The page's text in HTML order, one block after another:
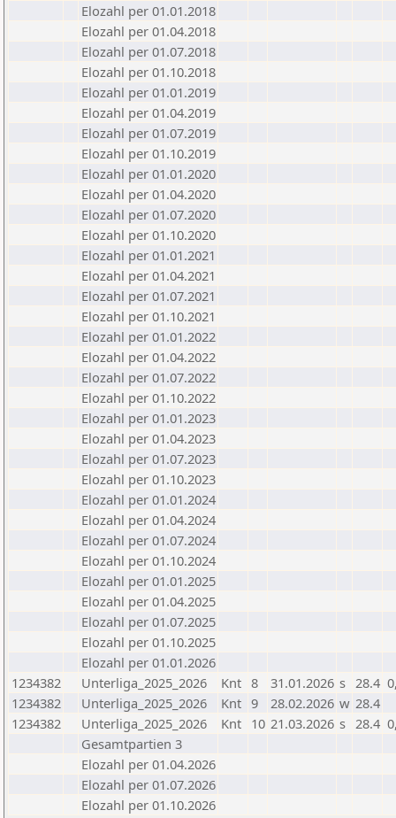
Elozahl per 01.01.2018
Elozahl per 01.04.2018
Elozahl per 01.07.2018
Elozahl per 01.10.2018
Elozahl per 01.01.2019
Elozahl per 01.04.2019
Elozahl per 01.07.2019
Elozahl per 01.10.2019
Elozahl per 01.01.2020
Elozahl per 01.04.2020
Elozahl per 01.07.2020
Elozahl per 01.10.2020
Elozahl per 01.01.2021
Elozahl per 01.04.2021
Elozahl per 01.07.2021
Elozahl per 01.10.2021
Elozahl per 01.01.2022
Elozahl per 01.04.2022
Elozahl per 01.07.2022
Elozahl per 01.10.2022
Elozahl per 01.01.2023
Elozahl per 01.04.2023
Elozahl per 01.07.2023
Elozahl per 01.10.2023
Elozahl per 01.01.2024
Elozahl per 01.04.2024
Elozahl per 01.07.2024
Elozahl per 01.10.2024
Elozahl per 01.01.2025
Elozahl per 01.04.2025
Elozahl per 01.07.2025
Elozahl per 01.10.2025
Elozahl per 01.01.2026
1234382
Unterliga_2025_2026 Knt 8 31.01.2026 s 28.4
1234382
Unterliga_2025_2026 Knt 9 28.02.2026 w 28.4
1234382
Unterliga_2025_2026 Knt 10 21.03.2026 s 28.4
Gesamtpartien 3
Elozahl per 01.04.2026
Elozahl per 01.07.2026
Elozahl per 01.10.2026